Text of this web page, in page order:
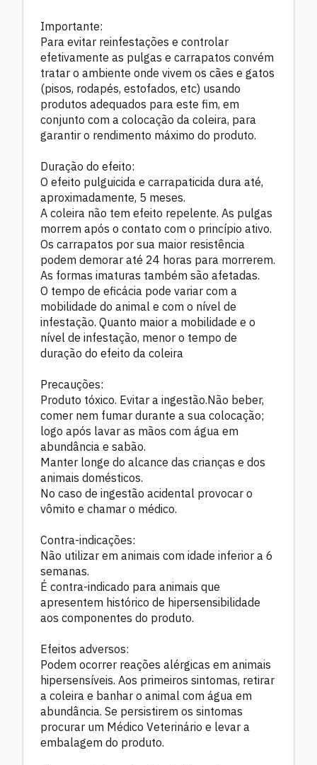
Importante:
Para evitar reinfestações e controlar
efetivamente as pulgas e carrapatos convém
tratar o ambiente onde vivem os cães e gatos
(pisos, rodapés, estofados, etc) usando
produtos adequados para este fim, em
conjunto com a colocação da coleira, para
garantir o rendimento máximo do produto.
Duração do efeito:
O efeito pulguicida e carrapaticida dura até,
aproximadamente, 5 meses.
A coleira não tem efeito repelente. As pulgas
morrem após o contato com o princípio ativo.
Os carrapatos por sua maior resistência
podem demorar até 24 horas para morrerem.
As formas imaturas também são afetadas.
O tempo de eficácia pode variar com a
mobilidade do animal e com o nível de
infestação. Quanto maior a mobilidade e o
nível de infestação, menor o tempo de
duração do efeito da coleira
Precauções:
Produto tóxico. Evitar a ingestão.Não beber,
comer nem fumar durante a sua colocação;
logo após lavar as mãos com água em
abundância e sabão.
Manter longe do alcance das crianças e dos
animais domésticos.
No caso de ingestão acidental provocar o
vômito e chamar o médico.
Contra-indicações:
Não utilizar em animais com idade inferior a 6
semanas.
É contra-indicado para animais que
apresentem histórico de hipersensibilidade
aos componentes do produto.
Efeitos adversos:
Podem ocorrer reações alérgicas em animais
hipersensíveis. Aos primeiros sintomas, retirar
a coleira e banhar o animal com água em
abundância. Se persistirem os sintomas
procurar um Médico Veterinário e levar a
embalagem do produto.